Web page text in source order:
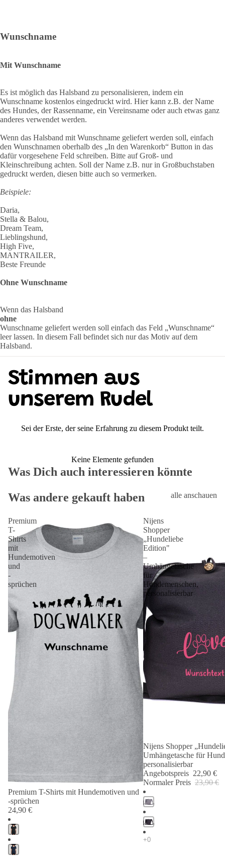
Wunschname
Mit Wunschname
Es ist möglich das Halsband zu personalisieren, indem ein
Wunschname kostenlos eingedruckt wird. Hier kann z.B. der Name
des Hundes, der Rassenname, ein Vereinsname oder auch etwas ganz
anderes verwendet werden.
Wenn das Halsband mit Wunschname geliefert werden soll, einfach
den Wunschnamen oberhalb des „In den Warenkorb“ Button in das
dafür vorgesehene Feld schreiben. Bitte auf Groß- und
Kleinschreibung achten. Soll der Name z.B. nur in Großbuchstaben
gedruckt werden, diesen bitte auch so vermerken.
Beispiele:
Daria,
Stella & Balou,
Dream Team,
Lieblingshund,
High Five,
MANTRAILER,
Beste Freunde
Ohne Wunschname
Wenn das Halsband
ohne
Wunschname geliefert werden soll einfach das Feld „Wunschname“
leer lassen. In diesem Fall befindet sich nur das Motiv auf dem
Halsband.
Stimmen aus
unserem Rudel
Sei der Erste, der seine Erfahrung zu diesem Produkt teilt.
Keine Elemente gefunden
Was Dich auch interessieren könnte
Was andere gekauft haben
alle anschauen
Premium
T-
Shirts
mit
Hundemotiven
und
-
sprüchen
Premium T-Shirts mit Hundemotiven und
-sprüchen
24,90 €
Nijens
Shopper
„Hundeliebe
Edition"
–
Umhängetasche
für
Hundemenschen,
personalisierbar
Angebot 🐾
Nijens Shopper
Umhängetasche für
personalisierbar
Angebotspreis 22,90 €
Normaler Preis 23,90 €